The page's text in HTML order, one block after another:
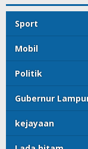
Sport
Mobil
Politik
Gubernur
kejayaan